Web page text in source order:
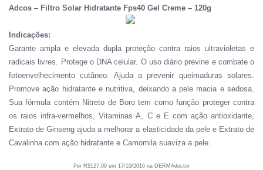
Adcos – Filtro Solar Hidratante Fps40 Gel Creme – 120g
Indicações:
Garante ampla e elevada dupla proteção contra raios ultravioletas e
radicais livres. Protege o DNA celular. O uso diário previne e combate o
fotoenvelhecimento cutâneo. Ajuda a prevenir queimaduras solares.
Promove ação hidratante e nutritiva, deixando a pele macia e sedosa.
Sua fórmula contém Nitreto de Boro tem como função proteger contra
os raios infra-vermelhos, Vitaminas A, C e E com ação antioxidante,
Extrato de Ginseng ajuda a melhorar a elasticidade da pele e Extrato de
Cavalinha com ação hidratante e Camomila suaviza a pele.
Por R$127,09 em 17/10/2016 na DERMAdoctor